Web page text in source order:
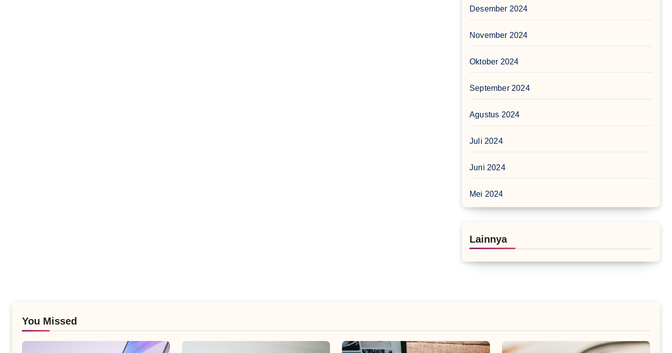
Desember 2024
November 2024
Oktober 2024
September 2024
Agustus 2024
Juli 2024
Juni 2024
Mei 2024
Lainnya
You Missed